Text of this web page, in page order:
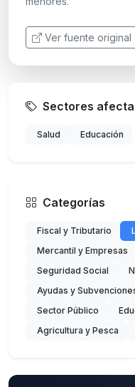
Ver fuente original
Sectores
Salud Educación
Categorías
Fiscal y Tributario
Mercantil y Empresas
Seguridad Social
Ayudas y
Sector Público
Agricultura y Pesca